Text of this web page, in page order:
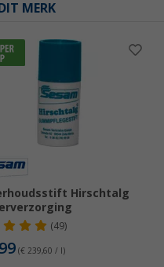
MERK
Hirschtalg
(49)
(€ 239,60 / l)